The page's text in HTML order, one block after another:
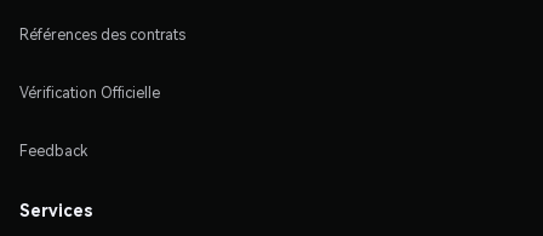
Références des contrats
Vérification Officielle
Feedback
Services